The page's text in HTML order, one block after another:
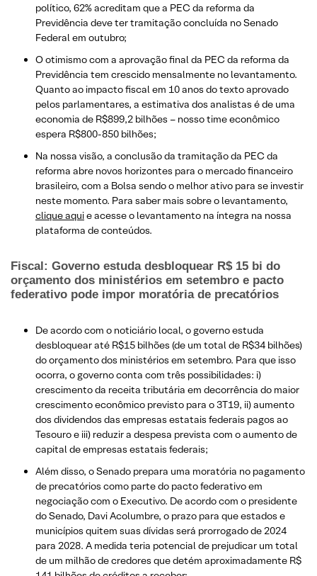
político, 62% acreditam que a PEC da reforma da
Previdência deve ter tramitação concluída no Senado
Federal em outubro;
O otimismo com a aprovação final da PEC da reforma da
Previdência tem crescido mensalmente no levantamento.
Quanto ao impacto fiscal em 10 anos do texto aprovado
pelos parlamentares, a estimativa dos analistas é de uma
economia de R$899,2 bilhões – nosso time econômico
espera R$800-850 bilhões;
Na nossa visão, a conclusão da tramitação da PEC da
reforma abre novos horizontes para o mercado financeiro
brasileiro, com a Bolsa sendo o melhor ativo para se investir
neste momento. Para saber mais sobre o levantamento,
clique aquie acesse o levantamento na íntegra na nossa
plataforma de conteúdos.
Fiscal: Governo estuda desbloquear R$ 15 bi do
orçamento dos ministérios em setembro e pacto
federativo pode impor moratória de precatórios
De acordo com o noticiário local, o governo estuda
desbloquear até R$15 bilhões (de um total de R$34 bilhões)
do orçamento dos ministérios em setembro. Para que isso
ocorra, o governo conta com três possibilidades: i)
crescimento da receita tributária em decorrência do maior
crescimento econômico previsto para o 3T19, ii) aumento
dos dividendos das empresas estatais federais pagos ao
Tesouro e iii) reduzir a despesa prevista com o aumento de
capital de empresas estatais federais;
Além disso, o Senado prepara uma moratória no pagamento
de precatórios como parte do pacto federativo em
negociação com o Executivo. De acordo com o presidente
do Senado, Davi Acolumbre, o prazo para que estados e
municípios quitem suas dívidas será prorrogado de 2024
para 2028. A medida teria potencial de prejudicar um total
de um milhão de credores que detém aproximadamente R$